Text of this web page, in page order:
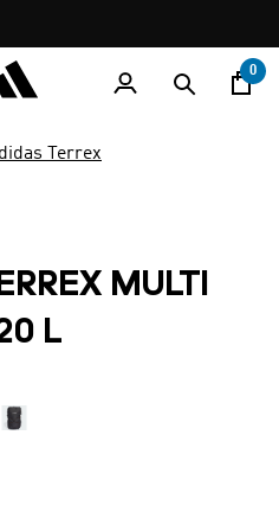
promotion
rotation
0
Terrex
MULTI
L